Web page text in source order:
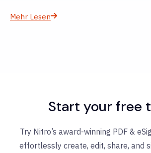
Mehr Lesen
Start your free
Try Nitro’s award-winning PDF &
effortlessly create, edit, share, and